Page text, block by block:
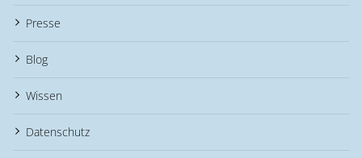
Presse
Blog
Wissen
Datenschutz